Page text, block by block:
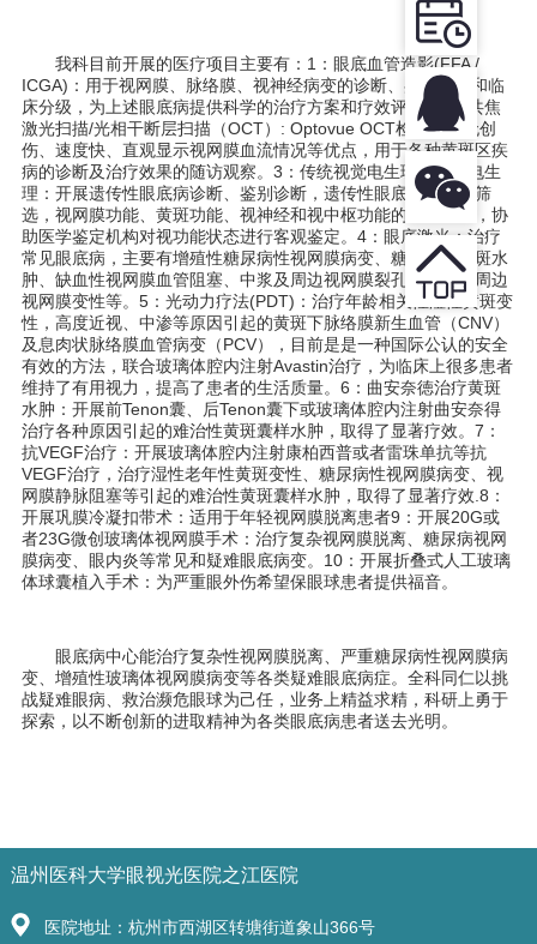
我科目前开展的医疗项目主要有： 1 ：眼底血管造影(FFA /
ICGA) ：用于视网膜、脉络膜、视神经病变的诊断、鉴别诊断和临
床分级，为上述眼底病提供科学的治疗方案和疗效评价。
：共焦
激光扫描/光相干断层扫描（OCT） : Optovue OCT检查具有无创
伤、速度快、直观显示视网膜血流情况等优点，用于各种黄斑区疾
病的诊断及治疗效果的随访观察。 3 ：传统视觉电生理和视觉电生
理：开展遗传性眼底病诊断、鉴别诊断，遗传性眼底病携带者筛
选，视网膜功能、黄斑功能、视神经和视中枢功能的客观评价，协
助医学鉴定机构对视功能状态进行客观鉴定。 4：眼底激光：治疗
常见眼底病，主要有增殖性糖尿病性视网膜病变、糖尿病性黄斑水
肿、缺血性视网膜血管阻塞、中浆及周边视网膜裂孔和高危的周边
视网膜变性等。 5：光动力疗法(PDT) ：治疗年龄相关性湿性黄斑变
性，高度近视、中渗等原因引起的黄斑下脉络膜新生血管（CNV）
及息肉状脉络膜血管病变（PCV），目前是是一种国际公认的安全
有效的方法，联合玻璃体腔内注射Avastin治疗，为临床上很多患者
维持了有用视力，提高了患者的生活质量。 6 ：曲安奈徳治疗黄斑
水肿：开展前Tenon囊、后Tenon囊下或玻璃体腔内注射曲安奈得
治疗各种原因引起的难治性黄斑囊样水肿，取得了显著疗效。 7 ：
抗VEGF治疗：开展玻璃体腔内注射康柏西普或者雷珠单抗等抗
VEGF治疗，治疗湿性老年性黄斑变性、糖尿病性视网膜病变、视
网膜静脉阻塞等引起的难治性黄斑囊样水肿，取得了显著疗效 .8 ：
开展巩膜冷凝扣带术：适用于年轻视网膜脱离患者9 ：开展20G或
者23G微创玻璃体视网膜手术：治疗复杂视网膜脱离、糖尿病视网
膜病变、眼内炎等常见和疑难眼底病变。 10：开展折叠式人工玻璃
体球囊植入手术：为严重眼外伤希望保眼球患者提供福音。
眼底病中心能治疗复杂性视网膜脱离、严重糖尿病性视网膜病
变、增殖性玻璃体视网膜病变等各类疑难眼底病症。全科同仁以挑
战疑难眼病、救治濒危眼球为己任，业务上精益求精，科研上勇于
探索，以不断创新的进取精神为各类眼底病患者送去光明。
温州医科大学眼视光医院之江医院
医院地址：杭州市西湖区转塘街道象山366号